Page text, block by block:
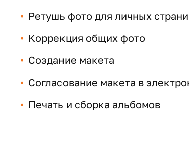
Ретушь фото для личных
Коррекция общих фото
Создание макета
Согласование макета в
Печать и сборка альбомов